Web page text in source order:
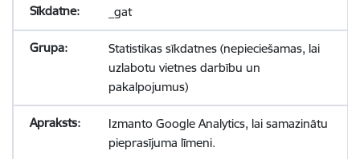
_gat
Statistikas sīkdatnes (nepieciešamas, lai
uzlabotu vietnes darbību un
pakalpojumus)
Izmanto Google Analytics, lai samazinātu
pieprasījuma līmeni.